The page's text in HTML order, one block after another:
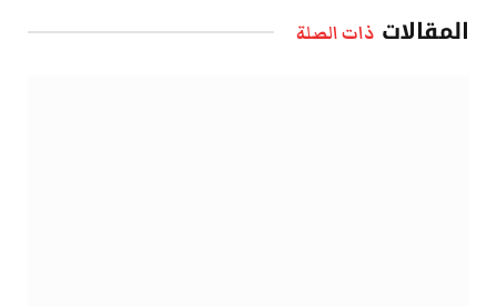
المقالات ذات الصلة